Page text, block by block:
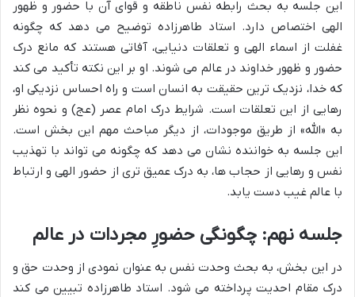
این جلسه به بحث رابطه نفس ناطقه و قوای آن با حضور و ظهور
الهی اختصاص دارد. استاد طاهرزاده توضیح می دهد که چگونه
غفلت از اسماء الهی و تعلقات دنیایی، آفاتی هستند که مانع درک
حضور و ظهور خداوند در عالم می شوند. او بر این نکته تأکید می کند
که خدا، نزدیک ترین حقیقت به انسان است و راه احساس نزدیکی او،
رهایی از این تعلقات است. شرایط درک امام عصر (عج) و نحوه نظر
به «الله» از طریق موجودات، از دیگر مباحث مهم این بخش است.
این جلسه به خواننده نشان می دهد که چگونه می تواند با تهذیب
نفس و رهایی از حجاب ها، به درک عمیق تری از حضور الهی و ارتباط
با عالم غیب دست یابد.
جلسه نهم: چگونگی حضورِ مجردات در عالم
در این بخش، به بحث وحدت نفس به عنوان نمودی از وحدت حق و
درک مقام احدیت پرداخته می شود. استاد طاهرزاده تبیین می کند